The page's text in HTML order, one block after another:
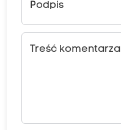
Podpis
Treść komentarza